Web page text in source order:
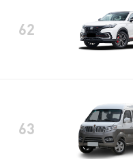
62
63